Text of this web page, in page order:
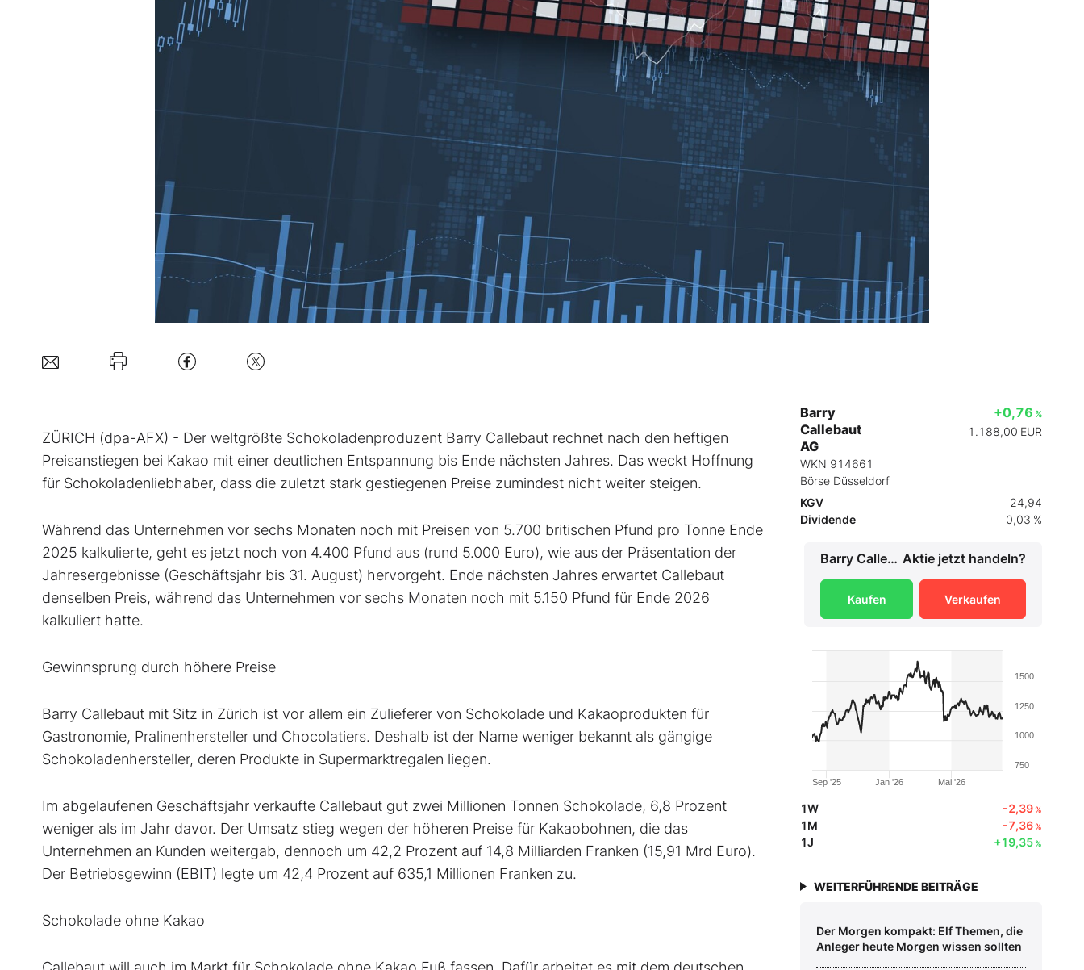
Mein Konto
ZÜRICH (dpa-AFX) - Der weltgrößte Schokoladenproduzent Barry Callebaut rechnet nach den heftigen
Preisanstiegen bei Kakao mit einer deutlichen Entspannung bis Ende nächsten Jahres. Das weckt Hoffnung
für Schokoladenliebhaber, dass die zuletzt stark gestiegenen Preise zumindest nicht weiter steigen.
Während das Unternehmen vor sechs Monaten noch mit Preisen von 5.700 britischen Pfund pro Tonne Ende
2025 kalkulierte, geht es jetzt noch von 4.400 Pfund aus (rund 5.000 Euro), wie aus der Präsentation der
Jahresergebnisse (Geschäftsjahr bis 31. August) hervorgeht. Ende nächsten Jahres erwartet Callebaut
denselben Preis, während das Unternehmen vor sechs Monaten noch mit 5.150 Pfund für Ende 2026
kalkuliert hatte.
Gewinnsprung durch höhere Preise
Barry Callebaut mit Sitz in Zürich ist vor allem ein Zulieferer von Schokolade und Kakaoprodukten für
Gastronomie, Pralinenhersteller und Chocolatiers. Deshalb ist der Name weniger bekannt als gängige
Schokoladenhersteller, deren Produkte in Supermarktregalen liegen.
Im abgelaufenen Geschäftsjahr verkaufte Callebaut gut zwei Millionen Tonnen Schokolade, 6,8 Prozent
weniger als im Jahr davor. Der Umsatz stieg wegen der höheren Preise für Kakaobohnen, die das
Unternehmen an Kunden weitergab, dennoch um 42,2 Prozent auf 14,8 Milliarden Franken (15,91 Mrd Euro).
Der Betriebsgewinn (EBIT) legte um 42,4 Prozent auf 635,1 Millionen Franken zu.
Schokolade ohne Kakao
Barry
Callebaut
AG
WKN 914661
Börse Düsseldorf
+0,76 %
1.188,00 EUR
KGV
24,94
Dividende
0,03 %
Barry Callebaut AG Aktie jetzt handeln?
Kaufen Verkaufen
Jan '26
Sep '25 Mai '26
750
1000
1250
1500
1W -2,39%
1M -7,36%
1J +19,35%
WEITERFÜHRENDE BEITRÄGE
Der Morgen kompakt: Elf Themen, die
Anleger heute Morgen wissen sollten